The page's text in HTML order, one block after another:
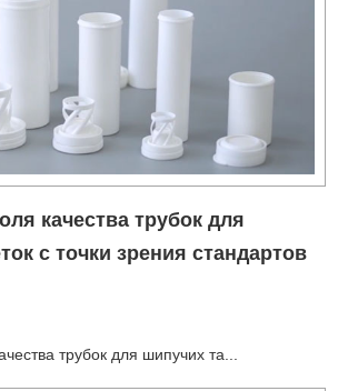
качества трубок для
с точки зрения стандартов
трубок для шипучих та...